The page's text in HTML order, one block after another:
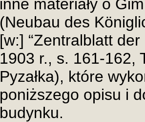
inne materiały o
(Neubau des
[w:] “Zentralblatt
1903 r., s. 161-162,
Pyzałka), które
poniższego opisu i
budynku.